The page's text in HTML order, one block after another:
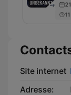
Site internet
Adresse: